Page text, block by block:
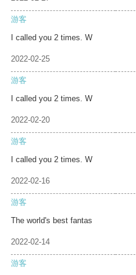
游客
I called you 2 times. W
2022-02-25
游客
I called you 2 times. W
2022-02-20
游客
I called you 2 times. W
2022-02-16
游客
The world's best fantas
2022-02-14
游客